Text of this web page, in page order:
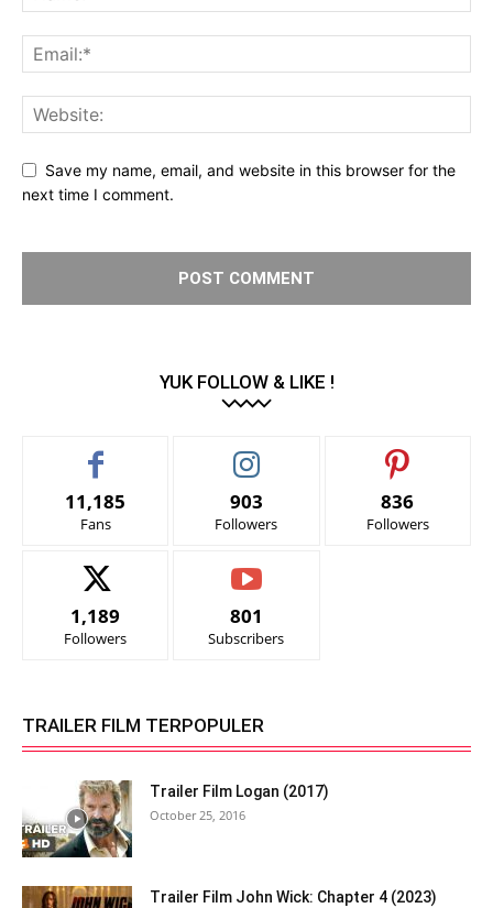
Save my name, email, and website in this browser for the
next time I comment.
YUK FOLLOW & LIKE !
11,185
Fans
903
Followers
836
Followers
1,189
Followers
801
Subscribers
TRAILER FILM TERPOPULER
Trailer Film Logan (2017)
October 25, 2016
Trailer Film John Wick: Chapter 4 (2023)